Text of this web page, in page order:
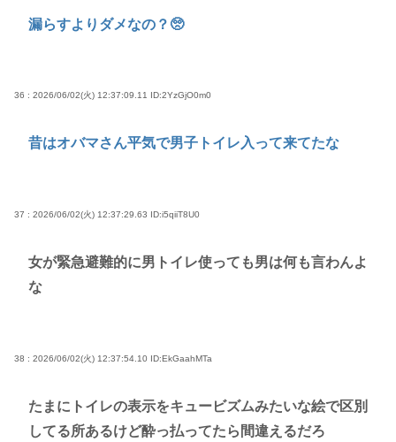
漏らすよりダメなの？🥺
36 : 2026/06/02(火) 12:37:09.11 ID:2YzGjO0m0
昔はオバマさん平気で男子トイレ入って来てたな
37 : 2026/06/02(火) 12:37:29.63 ID:i5qiiT8U0
女が緊急避難的に男トイレ使っても男は何も言わんよ
な
38 : 2026/06/02(火) 12:37:54.10 ID:EkGaahMTa
たまにトイレの表示をキュービズムみたいな絵で区別
してる所あるけど酔っ払ってたら間違えるだろ